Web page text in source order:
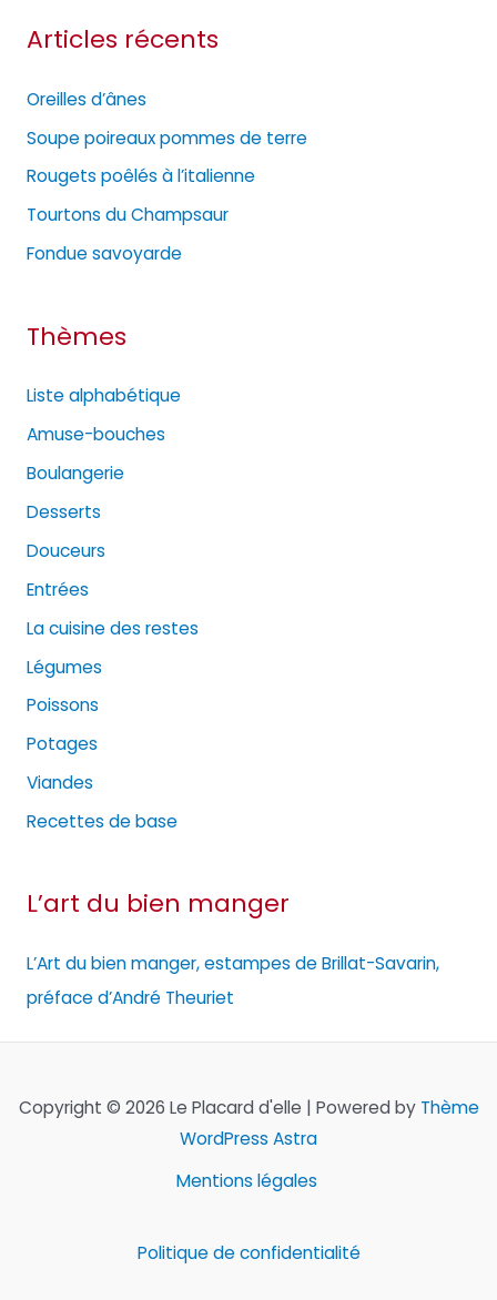
é
o
r
i
e
s
Articles récents
Oreilles d’ânes
Soupe poireaux pommes de terre
Rougets poêlés à l’italienne
Tourtons du Champsaur
Fondue savoyarde
Thèmes
Liste alphabétique
Amuse-bouches
Boulangerie
Desserts
Douceurs
Entrées
La cuisine des restes
Légumes
Poissons
Potages
Viandes
Recettes de base
L’art du bien manger
L’Art du bien manger, estampes de Brillat-Savarin,
préface d’André Theuriet
Copyright © 2026 Le Placard d'elle | Powered by Thème
WordPress Astra
Mentions légales
Politique de confidentialité